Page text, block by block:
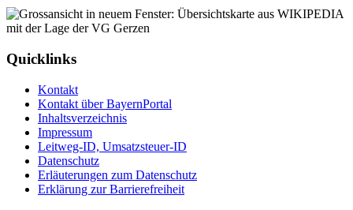
Quicklinks
Kontakt
Kontakt über BayernPortal
Inhaltsverzeichnis
Impressum
Leitweg-ID, Umsatzsteuer-ID
Datenschutz
Erläuterungen zum Datenschutz
Erklärung zur Barrierefreiheit